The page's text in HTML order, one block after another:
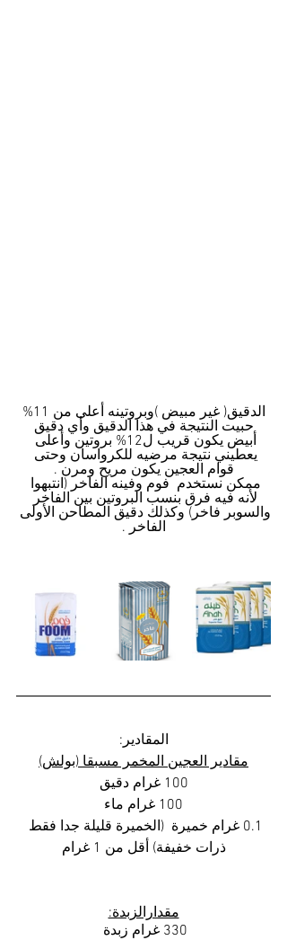
الدقيق( غير مبيض )وبروتينه أعلى من 11%
حبيت النتيجة في هذا الدقيق وأي دقيق
أبيض يكون قريب ل12% بروتين وأعلى
يعطيني نتيجة مرضيه للكرواسان وحتى
قوام العجين يكون مريح ومرن .
ممكن نستخدم  فوم وفينه الفاخر (انتبهوا
لأنه فيه فرق بنسب البروتين بين الفاخر
والسوبر فاخر) وكذلك دقيق المطاحن الأولى
الفاخر .
المقادير:
مقادير العجين المخمر مسبقا (بولش)
100 غرام دقيق
100 غرام ماء
0.1 غرام خميرة  (الخميرة قليلة جدا فقط
ذرات خفيفة) أقل من 1 غرام
مقدارالزبدة:
330 غرام زبدة